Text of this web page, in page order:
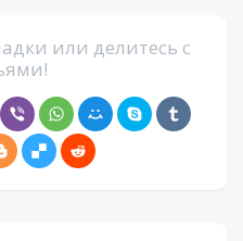
или делитесь с